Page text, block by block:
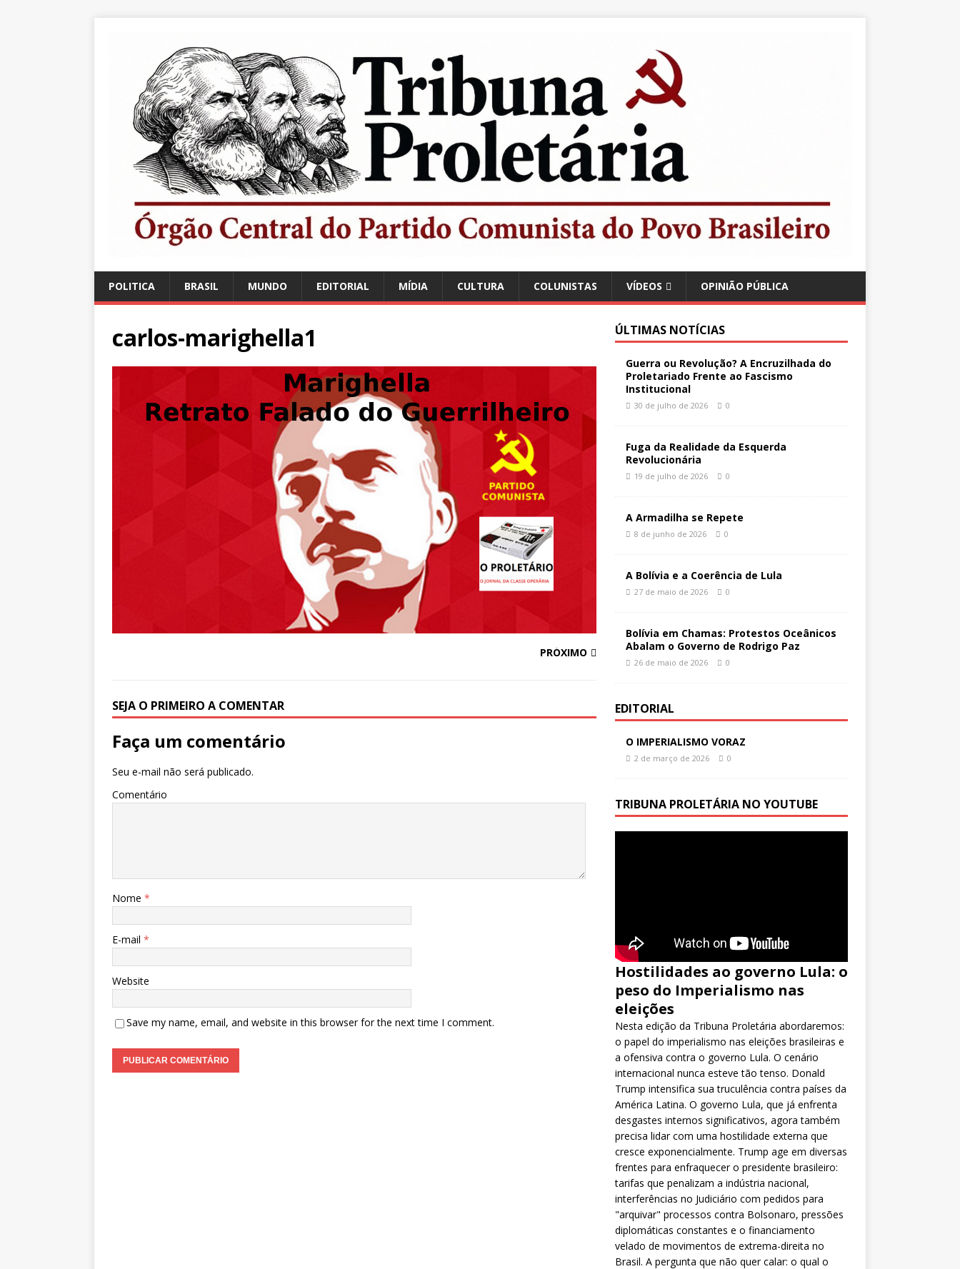
POLITICA BRASIL MUNDO EDITORIAL MÍDIA CULTURA COLUNISTAS VÍDEOS OPINIÃO PÚBLICA
carlos-marighella1
PRÓXIMO
SEJA O PRIMEIRO A COMENTAR
Faça um comentário
Seu e-mail não será publicado.
Comentário
Nome *
E-mail *
Website
Save my name, email, and website in this browser for the next time I comment.
ÚLTIMAS NOTÍCIAS
Guerra ou Revolução? A Encruzilhada do
Proletariado Frente ao Fascismo
Institucional
30 de julho de 2026 0
Fuga da Realidade da Esquerda
Revolucionária
19 de julho de 2026 0
A Armadilha se Repete
8 de junho de 2026 0
A Bolívia e a Coerência de Lula
27 de maio de 2026 0
Bolívia em Chamas: Protestos Oceânicos
Abalam o Governo de Rodrigo Paz
26 de maio de 2026 0
EDITORIAL
O IMPERIALISMO VORAZ
2 de março de 2026 0
TRIBUNA PROLETÁRIA NO YOUTUBE
Hostilidades ao governo Lula: o
peso do Imperialismo nas
eleições
Nesta edição da Tribuna Proletária abordaremos:
o papel do imperialismo nas eleições brasileiras e
a ofensiva contra o governo Lula. O cenário
internacional nunca esteve tão tenso. Donald
Trump intensifica sua truculência contra países da
América Latina. O governo Lula, que já enfrenta
desgastes internos significativos, agora também
precisa lidar com uma hostilidade externa que
cresce exponencialmente. Trump age em diversas
frentes para enfraquecer o presidente brasileiro:
tarifas que penalizam a indústria nacional,
interferências no Judiciário com pedidos para
"arquivar" processos contra Bolsonaro, pressões
diplomáticas constantes e o financiamento
velado de movimentos de extrema-direita no
Brasil. A pergunta que não quer calar: o qual o